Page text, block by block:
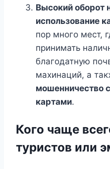
Высокий оборот
использование
пор много мест,
принимать
благодатную
махинаций, а
мошенничество
картами.
Кого чаще
туристов или